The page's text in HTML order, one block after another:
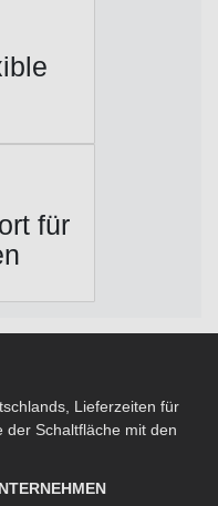
für
Lieferzeiten für
Schaltfläche mit den